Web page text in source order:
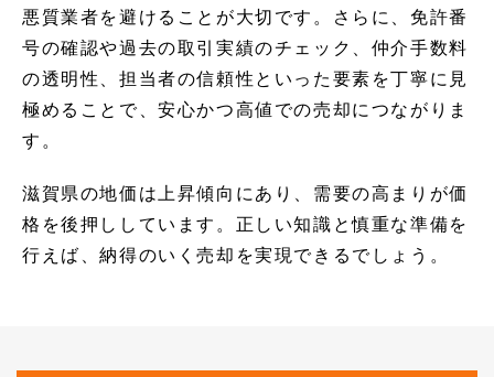
悪質業者を避けることが大切です。さらに、免許番
号の確認や過去の取引実績のチェック、仲介手数料
の透明性、担当者の信頼性といった要素を丁寧に見
極めることで、安心かつ高値での売却につながりま
す。
滋賀県の地価は上昇傾向にあり、需要の高まりが価
格を後押ししています。正しい知識と慎重な準備を
行えば、納得のいく売却を実現できるでしょう。